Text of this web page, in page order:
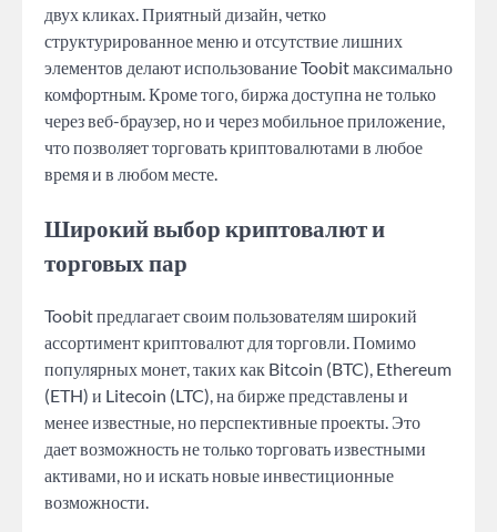
двух кликах. Приятный дизайн, четко
структурированное меню и отсутствие лишних
элементов делают использование Toobit максимально
комфортным. Кроме того, биржа доступна не только
через веб-браузер, но и через мобильное приложение,
что позволяет торговать криптовалютами в любое
время и в любом месте.
Широкий выбор криптовалют и
торговых пар
Toobit предлагает своим пользователям широкий
ассортимент криптовалют для торговли. Помимо
популярных монет, таких как Bitcoin (BTC), Ethereum
(ETH) и Litecoin (LTC), на бирже представлены и
менее известные, но перспективные проекты. Это
дает возможность не только торговать известными
активами, но и искать новые инвестиционные
возможности.